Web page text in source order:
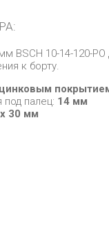
BSCH 10-14-120-
к борту.
палец: 14 мм
30 мм